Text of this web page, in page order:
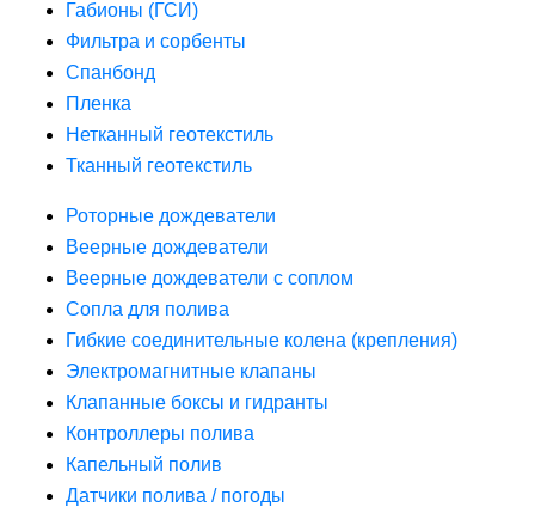
Габионы (ГСИ)
Фильтра и сорбенты
Спанбонд
Пленка
Нетканный геотекстиль
Тканный геотекстиль
Роторные дождеватели
Веерные дождеватели
Веерные дождеватели с соплом
Сопла для полива
Гибкие соединительные колена (крепления)
Электромагнитные клапаны
Клапанные боксы и гидранты
Контроллеры полива
Капельный полив
Датчики полива / погоды